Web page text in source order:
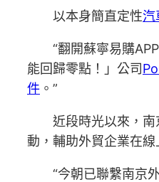
以本身簡直定性汽
“翻開蘇寧易購
能回歸零點！」公司
件 。”
近段時光以來，
動，輔助外貿企業在線
“今朝已聯繫南京